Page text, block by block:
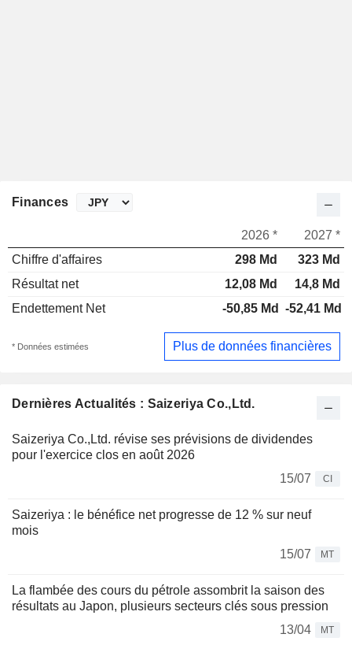
Dernières Actualités : Saizeriya Co.,Ltd.
Saizeriya Co.,Ltd. révise ses prévisions de dividendes
pour l'exercice clos en août 2026
15/07
CI
Saizeriya : le bénéfice net progresse de 12 % sur neuf
mois
15/07
MT
La flambée des cours du pétrole assombrit la saison des
résultats au Japon, plusieurs secteurs clés sous pression
13/04
MT
Finances
2026 *
2027 *
Chiffre d'affaires
298 Md
323 Md
Résultat net
12,08 Md
14,8 Md
Endettement Net
-50,85 Md -52,41 Md
* Données estimées Plus de données financières